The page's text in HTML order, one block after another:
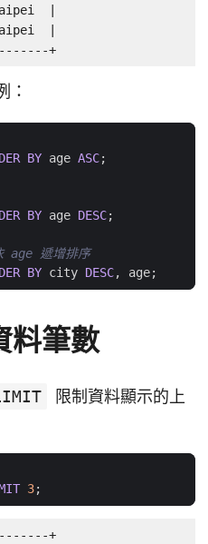
|
|
+
：
BY age ASC;
BY age DESC;
BY city DESC, age;
料筆數
限制資料顯示的上
3;
+